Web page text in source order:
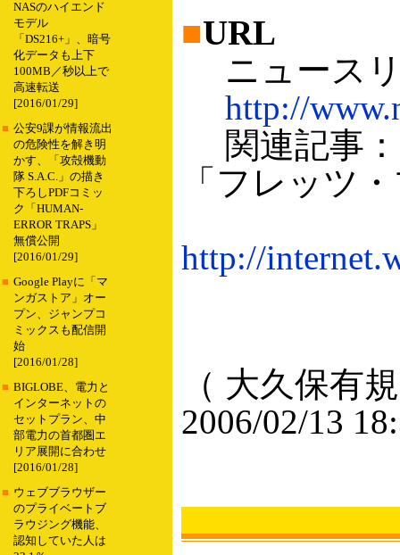
NASのハイエンド
モデル
「DS216+」、暗号
化データも上下
100MB／秒以上で
高速転送
[2016/01/29]
■ 公安9課が情報流出
の危険性を解き明
かす、「攻殻機動
隊 S.A.C.」の描き
下ろしPDFコミッ
ク「HUMAN-
ERROR TRAPS」
無償公開
[2016/01/29]
■ Google Playに「マ
ンガストア」オー
プン、ジャンプコ
ミックスも配信開
始
[2016/01/28]
■ BIGLOBE、電力と
インターネットの
セットプラン、中
部電力の首都圏エ
リア展開に合わせ
[2016/01/28]
■ ウェブブラウザー
のプライベートブ
ラウジング機能、
認知していた人は
■URL
ニュース
http://
関連記事：
「フレッツ
http://
（ 大久保有
2006/02/13